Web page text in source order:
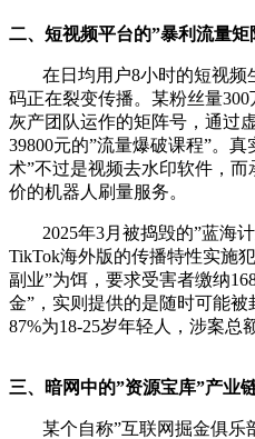
二、短视频平台的”暴利流量矩
在日均用户8小时的短视频
码正在裂变传播。某粉丝量
灰产团队运作的矩阵号，通过
39800元的”流量爆破课程”。
术”不过是视频去水印软件，
价的机器人刷量服务。
2025年3月被捣毁的”蓝海
TikTok海外版的传播特性实施
副业”为饵，要求受害者缴纳
金”，实则提供的是随时可能
87%为18-25岁年轻人，涉案总
三、暗网中的”资源宝库”产业
某个自称”互联网掘金俱乐